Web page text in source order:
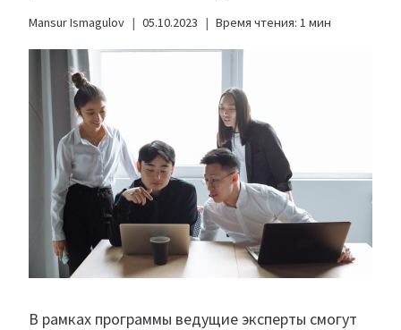
Mansur Ismagulov 05.10.2023 Время чтения: 1 мин
В рамках программы ведущие эксперты смогут